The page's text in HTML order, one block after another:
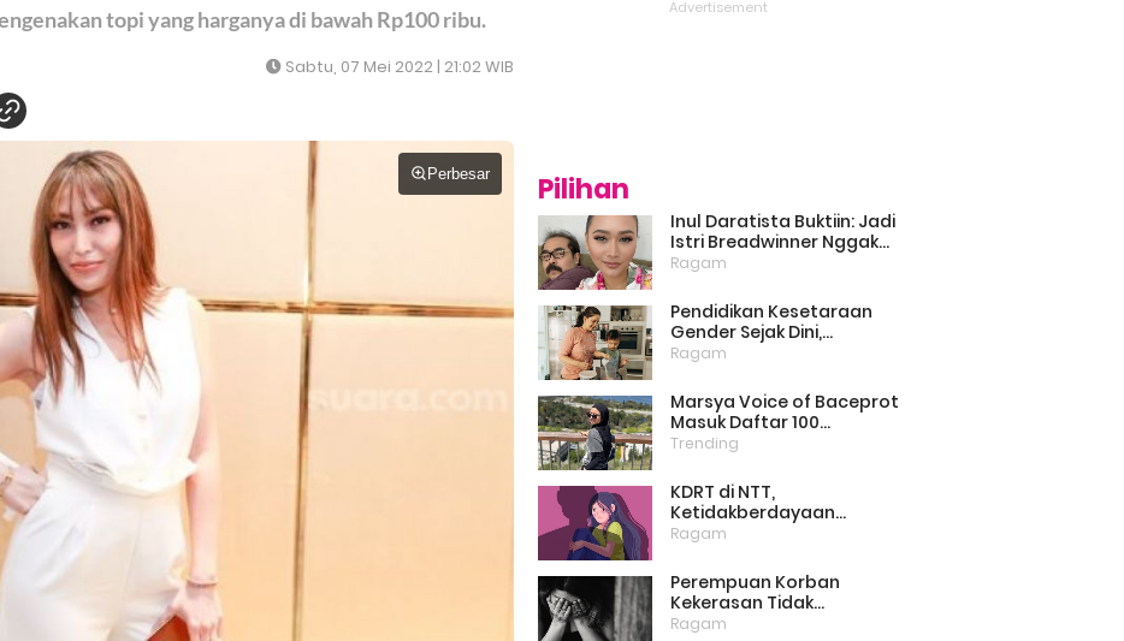
topi yang harganya di bawah Rp100 ribu.
Sabtu, 07 Mei 2022 | 21:02 WIB
Perbesar Pilihan
Inul Daratista Buktiin: Jadi
Istri Breadwinner Nggak
Bikin Suami Minder, Asal
Dukung
Ragam
Pendidikan Kesetaraan
Gender Sejak Dini,
Psikolog: Anak Laki-Laki
Ragam
Marsya Voice of Baceprot
Masuk Daftar 100
Perempuan Inspiratif dan
Versi BBC
Trending
KDRT di NTT,
Ketidakberdayaan
Perempuan Masih Menjadi
Ragam
Perempuan Korban
Kekerasan Tidak
Bercerita, Victim Blaming
Ragam